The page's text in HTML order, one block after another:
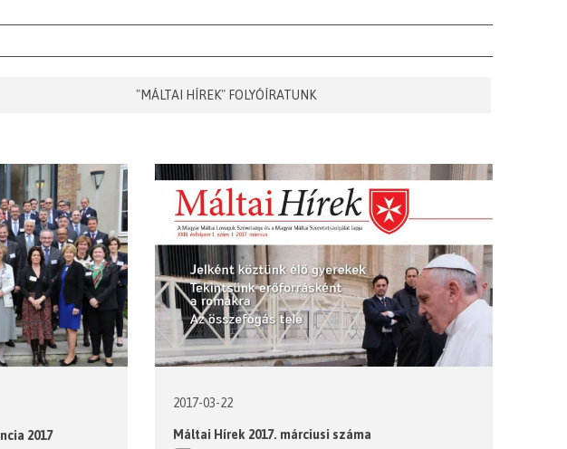
"MÁLTAI HÍREK" FOLYÓÍRATUNK
2017
2017-03-22
Máltai Hírek 2017. márciusi száma